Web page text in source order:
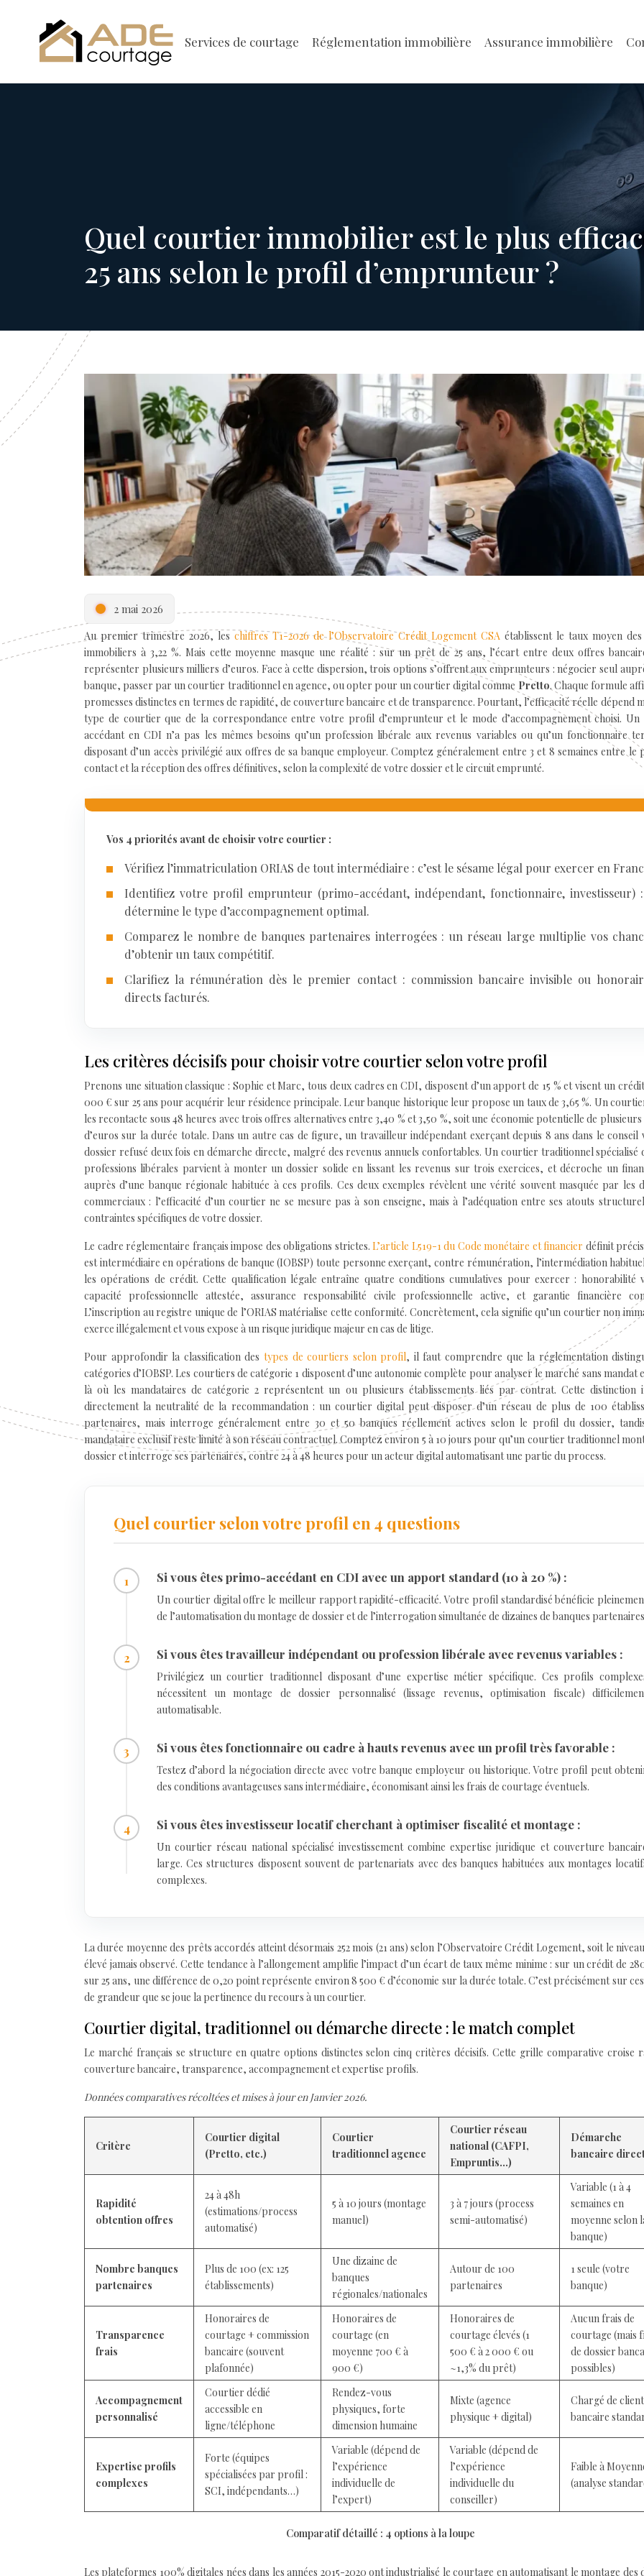
Services de courtage Réglementation immobilière Assurance immobilière
Quel courtier immobilier est le plus
25 ans selon le profil d’emprunteur ?
2 mai 2026
Au premier trimestre 2026, les chiffres T1-2026 de l’Observatoire Crédit Logement CSA établissent le taux moyen
immobiliers à 3,22 %. Mais cette moyenne masque une réalité : sur un prêt de 25 ans, l’écart entre deux offres
représenter plusieurs milliers d’euros. Face à cette dispersion, trois options s’offrent aux emprunteurs : négocier seul
banque, passer par un courtier traditionnel en agence, ou opter pour un courtier digital comme Pretto. Chaque formule
promesses distinctes en termes de rapidité, de couverture bancaire et de transparence. Pourtant, l’efficacité réelle dépend
type de courtier que de la correspondance entre votre profil d’emprunteur et le mode d’accompagnement choisi.
accédant en CDI n’a pas les mêmes besoins qu’un profession libérale aux revenus variables ou qu’un fonctionnaire
disposant d’un accès privilégié aux offres de sa banque employeur. Comptez généralement entre 3 et 8 semaines entre le
contact et la réception des offres définitives, selon la complexité de votre dossier et le circuit emprunté.
Vos 4 priorités avant de choisir votre courtier :
Vérifiez l’immatriculation ORIAS de tout intermédiaire : c’est le sésame légal pour exercer en
Identifiez votre profil emprunteur (primo-accédant, indépendant, fonctionnaire, investisseur)
détermine le type d’accompagnement optimal.
Comparez le nombre de banques partenaires interrogées : un réseau large multiplie vos
d’obtenir un taux compétitif.
Clarifiez la rémunération dès le premier contact : commission bancaire invisible ou
directs facturés.
Les critères décisifs pour choisir votre courtier selon votre profil
Prenons une situation classique : Sophie et Marc, tous deux cadres en CDI, disposent d’un apport de 15 % et visent un
000 € sur 25 ans pour acquérir leur résidence principale. Leur banque historique leur propose un taux de 3,65 %. Un
les recontacte sous 48 heures avec trois offres alternatives entre 3,40 % et 3,50 %, soit une économie potentielle de
d’euros sur la durée totale. Dans un autre cas de figure, un travailleur indépendant exerçant depuis 8 ans dans le conseil
dossier refusé deux fois en démarche directe, malgré des revenus annuels confortables. Un courtier traditionnel spécialisé
professions libérales parvient à monter un dossier solide en lissant les revenus sur trois exercices, et décroche un
auprès d’une banque régionale habituée à ces profils. Ces deux exemples révèlent une vérité souvent masquée par les
commerciaux : l’efficacité d’un courtier ne se mesure pas à son enseigne, mais à l’adéquation entre ses atouts
contraintes spécifiques de votre dossier.
Le cadre réglementaire français impose des obligations strictes.L’article L519-1 du Code monétaire et financier définit
est intermédiaire en opérations de banque (IOBSP) toute personne exerçant, contre rémunération, l’intermédiation
les opérations de crédit. Cette qualification légale entraîne quatre conditions cumulatives pour exercer : honorabilité
capacité professionnelle attestée, assurance responsabilité civile professionnelle active, et garantie financière
L’inscription au registre unique de l’ORIAS matérialise cette conformité. Concrètement, cela signifie qu’un courtier non
exerce illégalement et vous expose à un risque juridique majeur en cas de litige.
Pour approfondir la classification des types de courtiers selon profil, il faut comprendre que la réglementation
catégories d’IOBSP. Les courtiers de catégorie 1 disposent d’une autonomie complète pour analyser le marché sans mandat
là où les mandataires de catégorie 2 représentent un ou plusieurs établissements liés par contrat. Cette distinction
directement la neutralité de la recommandation : un courtier digital peut disposer d’un réseau de plus de 100
partenaires, mais interroge généralement entre 30 et 50 banques réellement actives selon le profil du dossier,
mandataire exclusif reste limité à son réseau contractuel. Comptez environ 5 à 10 jours pour qu’un courtier traditionnel
dossier et interroge ses partenaires, contre 24 à 48 heures pour un acteur digital automatisant une partie du process.
Quel courtier selon votre profil en 4 questions
Si vous êtes primo-accédant en CDI avec un apport standard (10 à 20 %) :
Un courtier digital offre le meilleur rapport rapidité-efficacité. Votre profil standardisé bénéficie
de l’automatisation du montage de dossier et de l’interrogation simultanée de dizaines de banques
Si vous êtes travailleur indépendant ou profession libérale avec revenus variables :
Privilégiez un courtier traditionnel disposant d’une expertise métier spécifique. Ces profils
nécessitent un montage de dossier personnalisé (lissage revenus, optimisation fiscale)
automatisable.
Si vous êtes fonctionnaire ou cadre à hauts revenus avec un profil très favorable :
Testez d’abord la négociation directe avec votre banque employeur ou historique. Votre profil peut
des conditions avantageuses sans intermédiaire, économisant ainsi les frais de courtage éventuels.
Si vous êtes investisseur locatif cherchant à optimiser fiscalité et montage :
Un courtier réseau national spécialisé investissement combine expertise juridique et couverture
large. Ces structures disposent souvent de partenariats avec des banques habituées aux montages
complexes.
La durée moyenne des prêts accordés atteint désormais 252 mois (21 ans) selon l’Observatoire Crédit Logement, soit le
élevé jamais observé. Cette tendance à l’allongement amplifie l’impact d’un écart de taux même minime : sur un crédit de
sur 25 ans, une différence de 0,20 point représente environ 8 500 € d’économie sur la durée totale. C’est précisément sur
de grandeur que se joue la pertinence du recours à un courtier.
Courtier digital, traditionnel ou démarche directe : le match complet
Le marché français se structure en quatre options distinctes selon cinq critères décisifs. Cette grille comparative croise
couverture bancaire, transparence, accompagnement et expertise profils.
Données comparatives récoltées et mises à jour en Janvier 2026.
Comparatif détaillé : 4 options à la loupe
Critère
Courtier digital
(Pretto, etc.)
Courtier
traditionnel agence
Courtier réseau
national (CAFPI,
Empruntis…)
Démarche
bancaire
Rapidité
obtention offres
24 à 48h
(estimations/process
automatisé)
5 à 10 jours (montage
manuel)
3 à 7 jours (process
semi-automatisé)
Variable (1 à 4
semaines en
moyenne selon
banque)
Nombre banques
partenaires
Plus de 100 (ex: 125
établissements)
Une dizaine de
banques
régionales/nationales
Autour de 100
partenaires
1 seule (votre
banque)
Transparence
frais
Honoraires de
courtage + commission
bancaire (souvent
plafonnée)
Honoraires de
courtage (en
moyenne 700 € à
900 €)
Honoraires de
courtage élevés (1
500 € à 2 000 € ou
~1,3% du prêt)
Aucun frais de
courtage (mais
de dossier
possibles)
Accompagnement
personnalisé
Courtier dédié
accessible en
ligne/téléphone
Rendez-vous
physiques, forte
dimension humaine
Mixte (agence
physique + digital)
Chargé de
bancaire
Expertise profils
complexes
Forte (équipes
spécialisées par profil :
SCI, indépendants…)
Variable (dépend de
l’expérience
individuelle de
l’expert)
Variable (dépend de
l’expérience
individuelle du
conseiller)
Faible à
(analyse
Les plateformes 100% digitales nées dans les années 2015-2020 ont industrialisé le courtage en automatisant le montage des